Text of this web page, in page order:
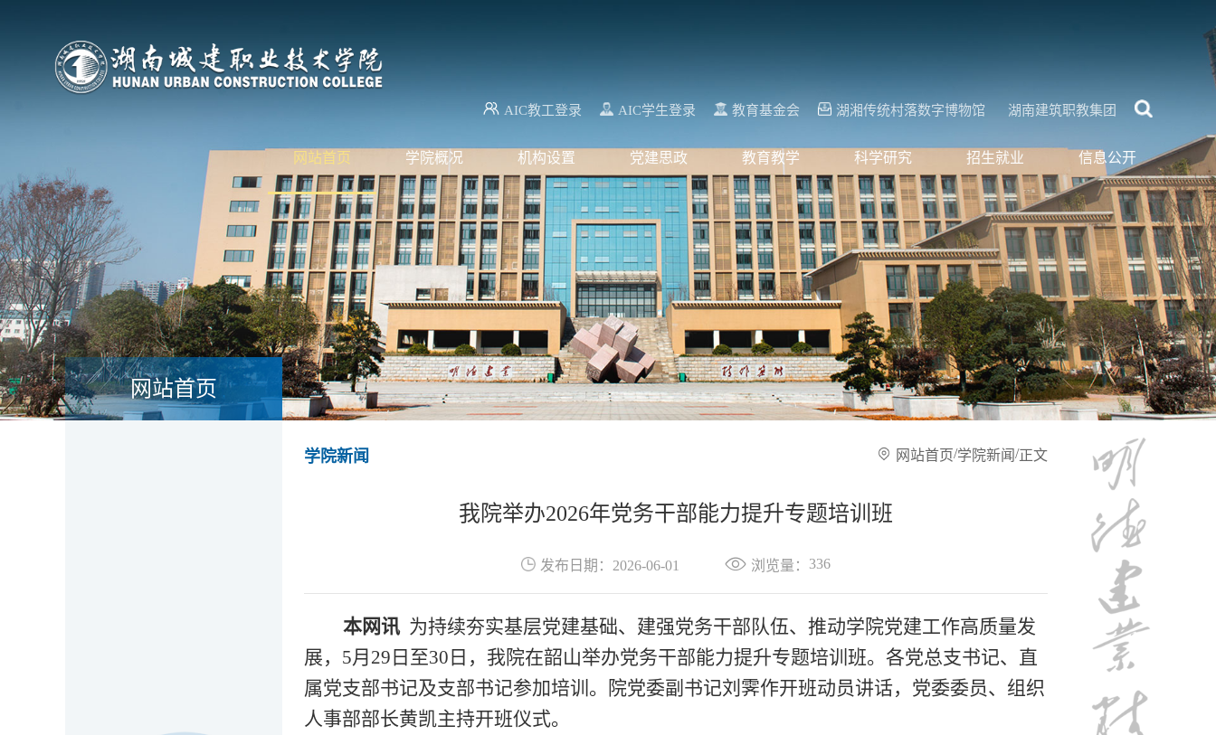
AIC教工登录 AIC学生登录 教育基金会 湖湘传统村落数字博物馆 湖南建筑职教集团
网站首页 学院概况 机构设置 党建思政 教育教学 科学研究 招生就业 信息公开
网站首页
学院新闻 网站首页/学院新闻/正文
我院举办2026年党务干部能力提升专题培训班
发布日期：2026-06-01 浏览量： 336
本网讯 为持续夯实基层党建基础、 建强党务干部队伍、 推动学院党建工作高质量发
展， 5月29日至30日，我院在韶山举办党务干部能力提升专题培训班。各党总支书记、直
属党支部书记及支部书记参加培训。院党委副书记刘霁作开班动员讲话，党委委员、组织
人事部部长黄凯主持开班仪式。